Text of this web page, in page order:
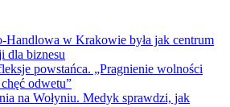
Handlowa w Krakowie była jak centrum
dla biznesu
powstańca. „Pragnienie wolności
odwetu”
na Wołyniu. Medyk sprawdzi, jak